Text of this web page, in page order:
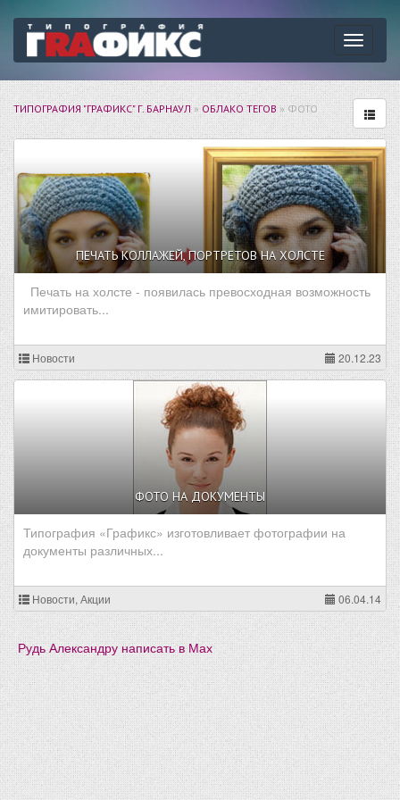
ТИПОГРАФИЯ "ГРАФИКС" Г. БАРНАУЛ»ОБЛАКО ТЕГОВ» ФОТО
ПЕЧАТЬ КОЛЛАЖЕЙ, ПОРТРЕТОВ НА ХОЛСТЕ
Печать на холсте - появилась превосходная возможность
имитировать...
Новости 20.12.23
ФОТО НА ДОКУМЕНТЫ
Типография «Графикс» изготовливает фотографии на
документы различных...
Новости, Акции 06.04.14
Рудь Александру написать в Мах